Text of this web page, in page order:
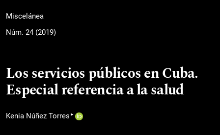
Miscelánea
Núm. 24 (2019)
Los servicios públicos en Cuba.
Especial referencia a la salud
Kenia Núñez Torres ▸